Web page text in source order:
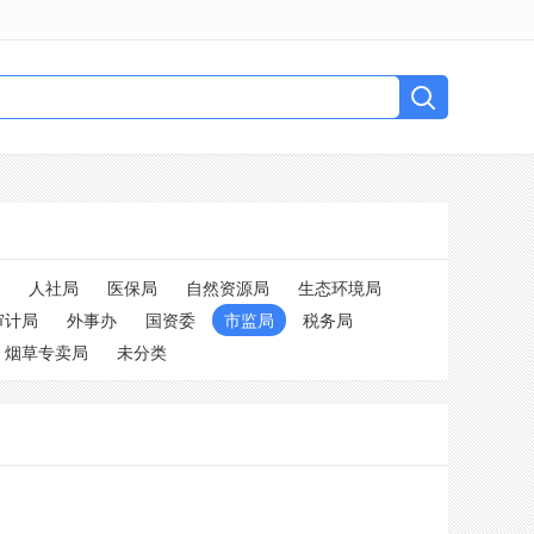
人社局 医保局 自然资源局
生态环境局
计局 外事办 国资委 市监局
税务局
烟草专卖局 未分类